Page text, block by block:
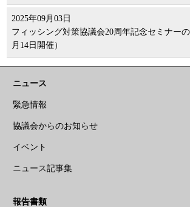
2025年09月03日
フィッシング対策協議会20周年記念セミナー
月14日開催）
ニュース
緊急情報
協議会からのお知らせ
イベント
ニュース記事集
報告書類